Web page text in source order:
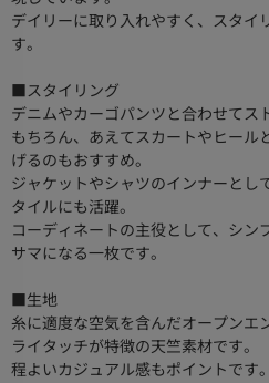
デイリーに取り入れやすく、スタイ
す。
■スタイリング
デニムやカーゴパンツと合わせてス
もちろん、あえてスカートやヒール
げるのもおすすめ。
ジャケットやシャツのインナーとし
タイルにも活躍。
コーディネートの主役として、シン
サマになる一枚です。
■生地
糸に適度な空気を含んだオープンエ
ライタッチが特徴の天竺素材です。
程よいカジュアル感もポイントです。